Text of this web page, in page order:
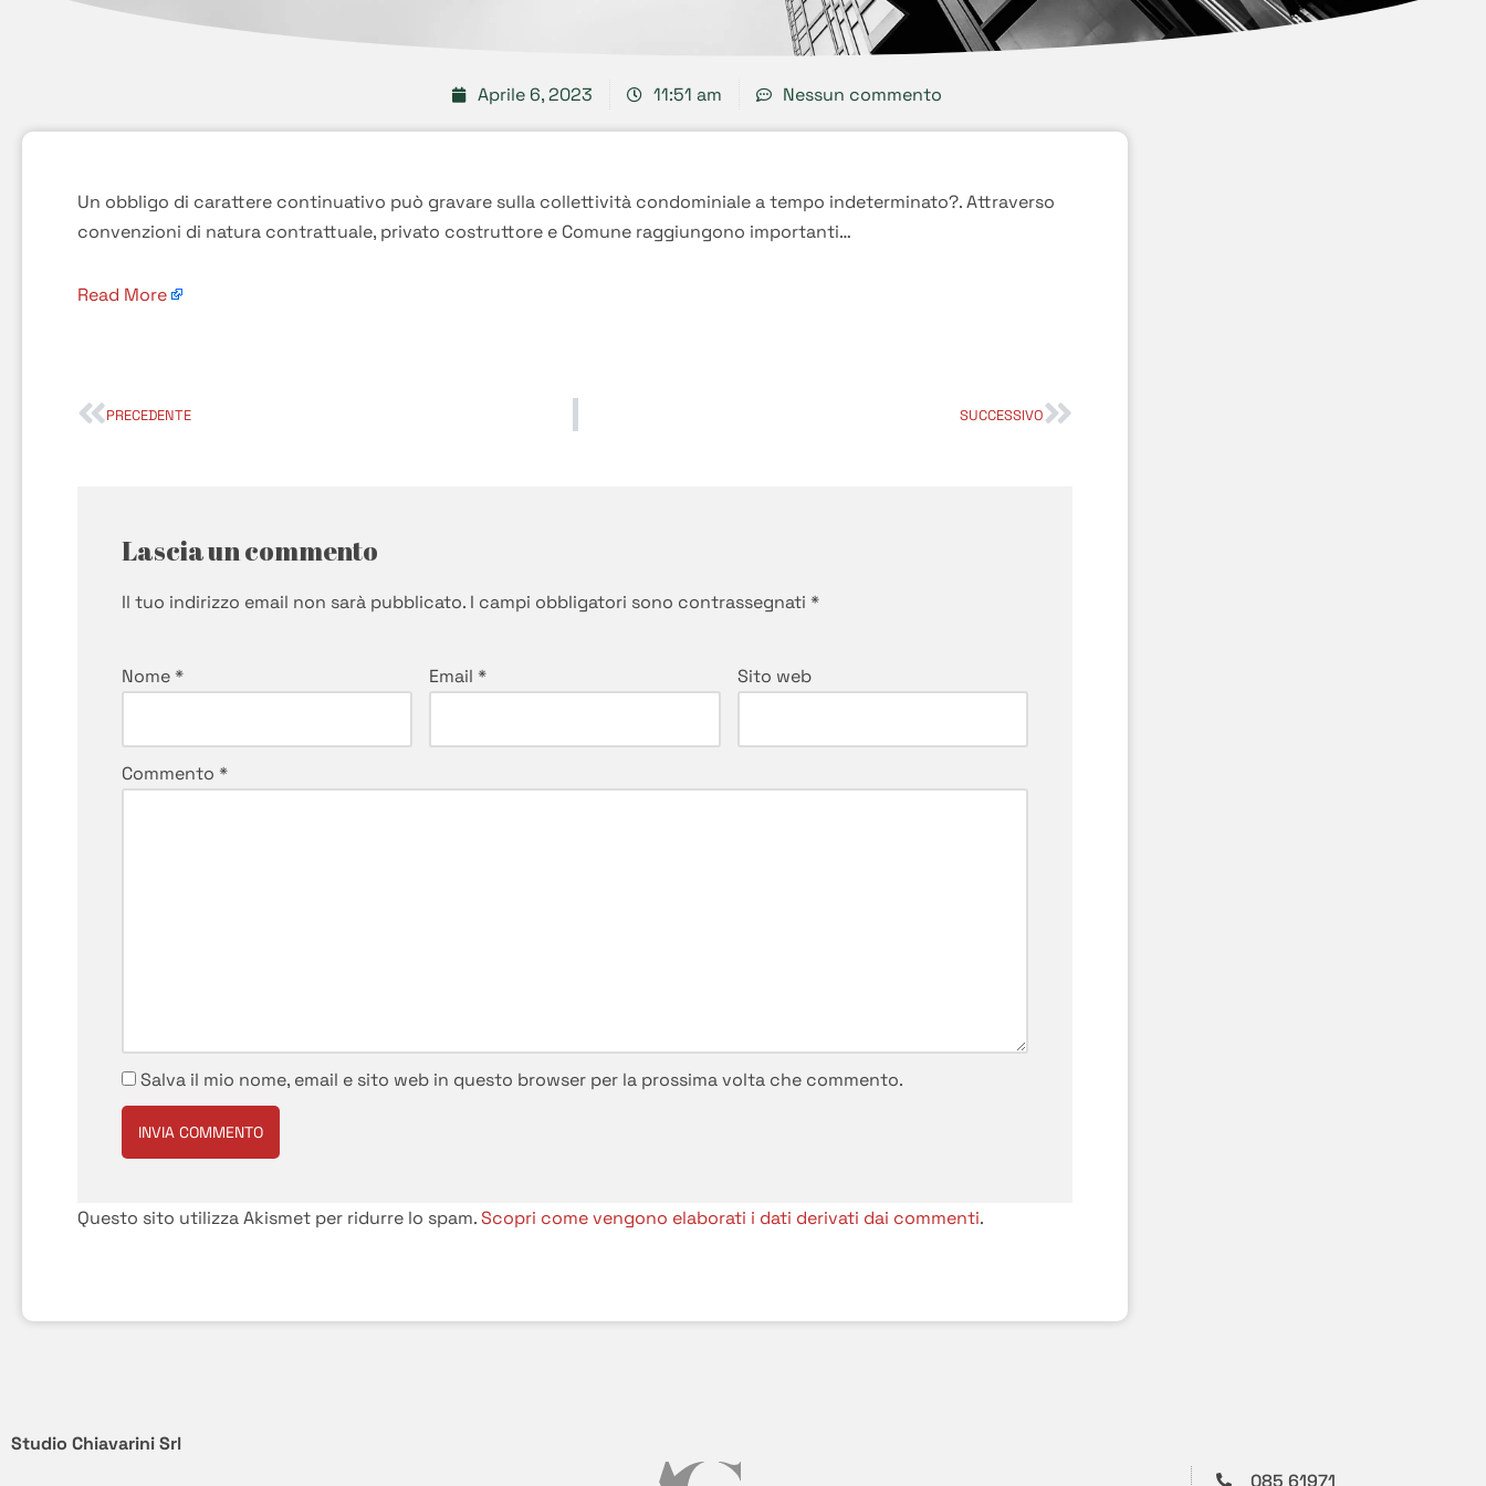
Aprile 6, 2023 11:51 am Nessun commento
Un obbligo di carattere continuativo può gravare sulla collettività condominiale a tempo indeterminato?. Attraverso
convenzioni di natura contrattuale, privato costruttore e Comune raggiungono importanti…
Read More
PRECEDENTE SUCCESSIVO
Lascia un commento
Il tuo indirizzo email non sarà pubblicato. I campi obbligatori sono contrassegnati *
Nome* Email* Sito web
Commento *
Salva il mio nome, email e sito web in questo browser per la prossima volta che commento.
Questo sito utilizza Akismet per ridurre lo spam.Scopri come vengono elaborati i dati derivati dai commenti.
Studio Chiavarini Srl
085 61971